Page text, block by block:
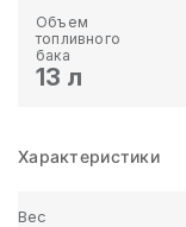
Объем
топливного
бака
13 л
Характеристики
Вес